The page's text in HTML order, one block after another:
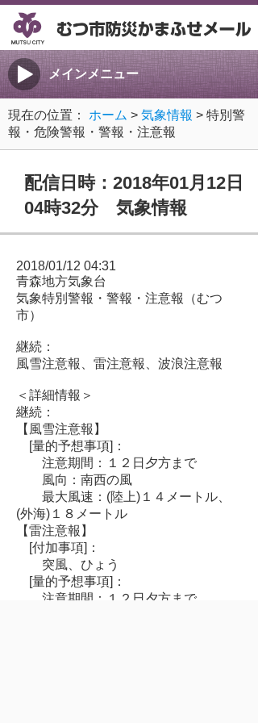
メインメニュー
現在の位置： ホーム > 気象情報 > 特別警
報・危険警報・警報・注意報
配信日時：2018年01月12日
04時32分 気象情報
2018/01/12 04:31
青森地方気象台
気象特別警報・警報・注意報（むつ
市）
継続：
風雪注意報、雷注意報、波浪注意報
＜詳細情報＞
継続：
【風雪注意報】
[量的予想事項]：
注意期間：１２日夕方まで
風向：南西の風
最大風速：(陸上)１４メートル、
(外海)１８メートル
【雷注意報】
[付加事項]：
突風、ひょう
[量的予想事項]：
注意期間：１２日夕方まで